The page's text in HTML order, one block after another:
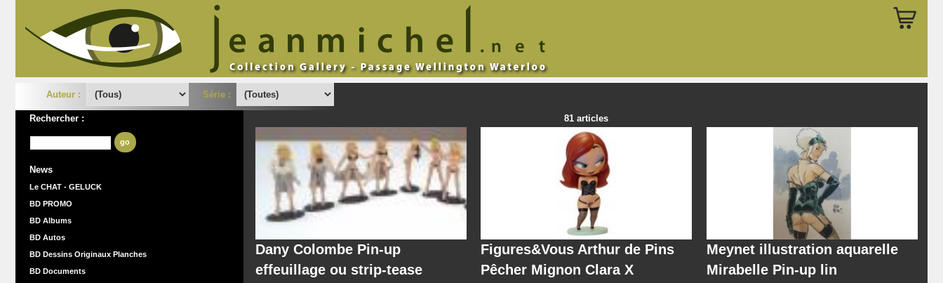
Auteur : Série :
Rechercher :
go
News
Le CHAT - GELUCK
BD PROMO
BD Albums
BD Autos
BD Dessins Originaux Planches
BD Documents
81 articles
Dany Colombe Pin-up
effeuillage ou strip-tease
Figures&Vous Arthur de Pins
Pêcher Mignon Clara X
Meynet illustration aquarelle
Mirabelle Pin-up lin